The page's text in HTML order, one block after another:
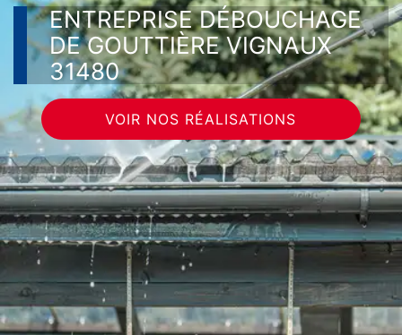
ENTREPRISE DÉBOUCHAGE
DE GOUTTIÈRE VIGNAUX
31480
VOIR NOS RÉALISATIONS